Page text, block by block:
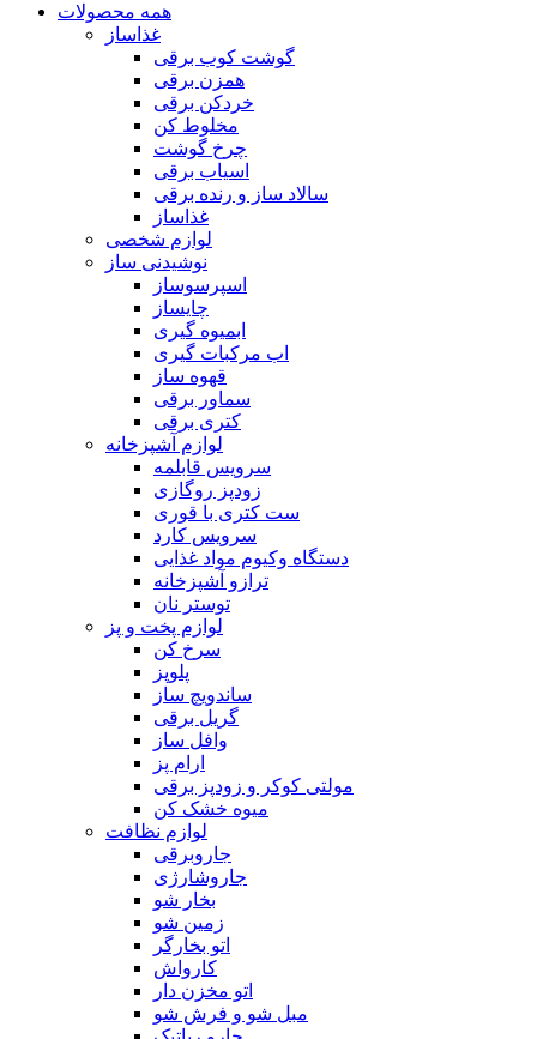
همه محصولات
غذاساز
گوشت کوب برقی
همزن برقی
خردکن برقی
مخلوط کن
چرخ گوشت
اسیاب برقی
سالاد ساز و رنده برقی
غذاساز
لوازم شخصی
نوشیدنی ساز
اسپرسوساز
چایساز
ابمیوه گیری
اب مرکبات گیری
قهوه ساز
سماور برقی
کتری برقی
لوازم آشپزخانه
سرویس قابلمه
زودپز روگازی
ست کتری با قوری
سرویس کارد
دستگاه وکیوم مواد غذایی
ترازو آشپزخانه
توستر نان
لوازم پخت و پز
سرخ کن
پلوپز
ساندویچ ساز
گریل برقی
وافل ساز
ارام پز
مولتی کوکر و زودپز برقی
میوه خشک کن
لوازم نظافت
جاروبرقی
جاروشارژی
بخار شو
زمین شو
اتو بخارگر
کارواش
اتو مخزن دار
مبل شو و فرش شو